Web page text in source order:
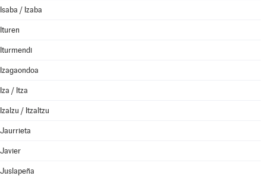
Isaba / Izaba
Ituren
Iturmendi
Izagaondoa
Iza / Itza
Izalzu / Itzaltzu
Jaurrieta
Javier
Juslapeña